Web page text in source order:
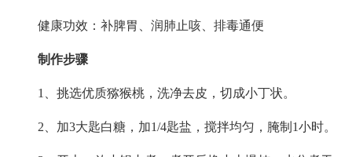
健康功效：补脾胃、润肺止咳、排毒通便
制作步骤
1、挑选优质猕猴桃，洗净去皮，切成小丁状。
2、加3大匙白糖，加1/4匙盐，搅拌均匀，腌制1小时。